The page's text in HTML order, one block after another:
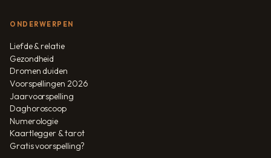
ONDERWERPEN
Liefde & relatie
Gezondheid
Dromen duiden
Voorspellingen 2026
Jaarvoorspelling
Daghoroscoop
Numerologie
Kaartlegger & tarot
Gratis voorspelling?